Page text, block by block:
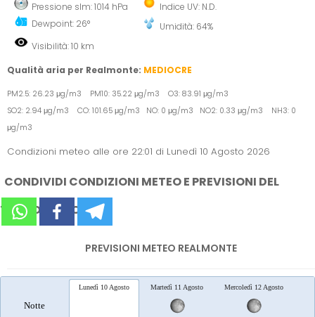
Pressione slm: 1014 hPa
Dewpoint: 26°
Indice UV: N.D.
Umidità: 64%
Visibilità: 10 km
Qualità aria per Realmonte: MEDIOCRE
PM2.5: 26.23 μg/m3 PM10: 35.22 μg/m3 O3: 83.91 μg/m3
SO2: 2.94 μg/m3 CO: 101.65 μg/m3 NO: 0 μg/m3 NO2: 0.33 μg/m3 NH3: 0
μg/m3
Condizioni meteo alle ore 22:01 di Lunedì 10 Agosto 2026
CONDIVIDI CONDIZIONI METEO E PREVISIONI DEL
TEMPO SUI SOCIAL
PREVISIONI METEO REALMONTE
Notte
Lunedì 10 Agosto Martedì 11 Agosto Mercoledì 12 Agosto